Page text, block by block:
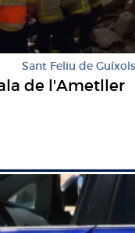
Sant Feliu de Guíxols
de l'Ametller